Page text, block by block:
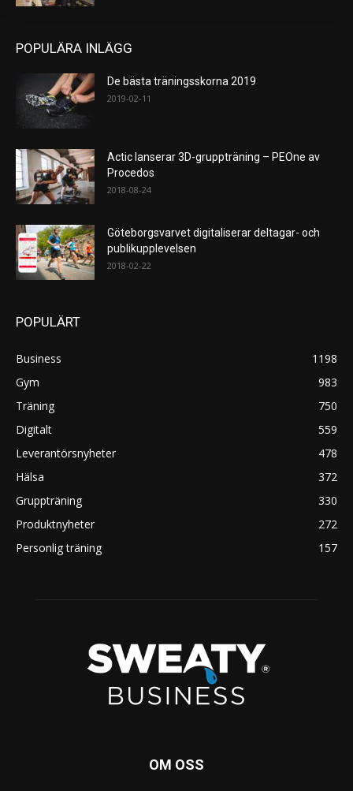
POPULÄRA INLÄGG
De bästa träningsskorna 2019
2019-02-11
Actic lanserar 3D-gruppträning – PEOne av
Procedos
2018-08-24
Göteborgsvarvet digitaliserar deltagar- och
publikupplevelsen
2018-02-22
POPULÄRT
Business
1198
Gym
983
Träning
750
Digitalt
559
Leverantörsnyheter
478
Hälsa
372
Gruppträning
330
Produktnyheter
272
Personlig träning
157
OM OSS